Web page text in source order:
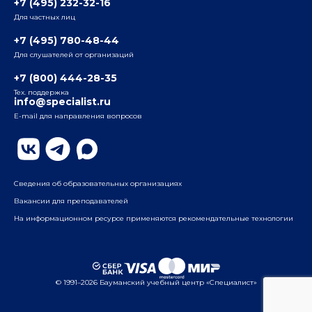
Радио
ул. Радио, д.24, корпус 1, 2-й подъезд, 2-й этаж
ул. Воронцовская, д. 35Б, корп.2, 5-й этаж
Бауманский
ул. Бауманская, д. 6, стр. 2, бизнес-центр «Виктория
Плаза», 4-й этаж
+7 (495) 232-32-16
Для частных лиц
+7 (495) 780-48-44
Для слушателей от организаций
+7 (800) 444-28-35
Тех. поддержка
info@specialist.ru
E-mail для направления вопросов
Сведения об образовательных организациях
Вакансии для преподавателей
На информационном ресурсе применяются рекомендательные технологии
© 1991–2026 Бауманский учебный центр «Специалист»